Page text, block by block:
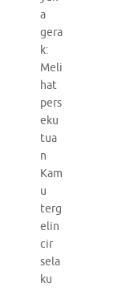
a
gera
k:
Meli
hat
pers
eku
tua
n
Kam
u
terg
elin
cir
sela
ku